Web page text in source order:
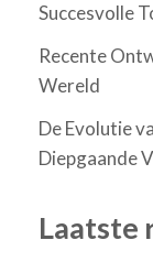
Succesvolle
Recente
Wereld
De Evolutie
Diepgaande
Laatste